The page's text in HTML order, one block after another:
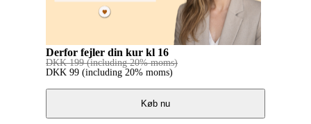
Derfor fejler din kur kl 16
DKK 199 (including 20% moms)
DKK 99 (including 20% moms)
Køb nu